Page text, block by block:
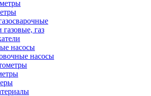
газовые, газ
насосы
насосы